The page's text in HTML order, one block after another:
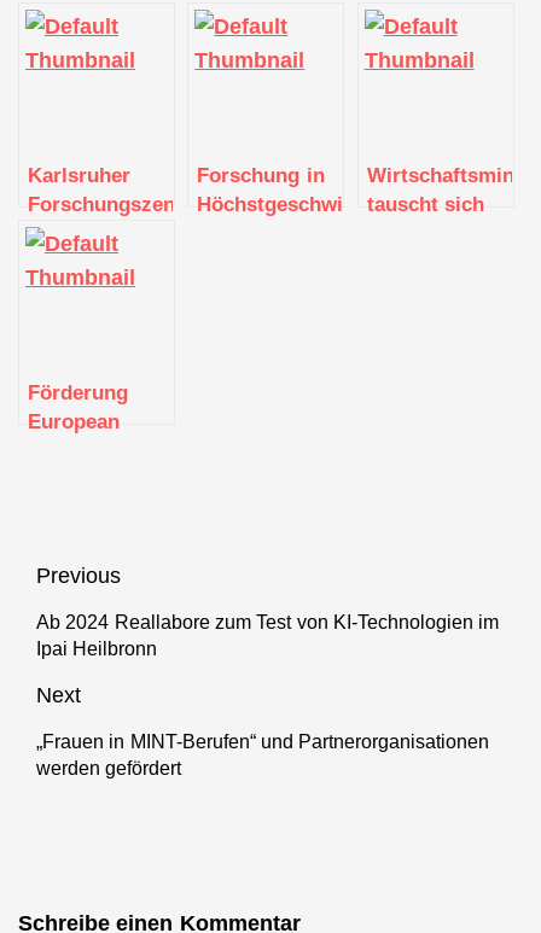
Karlsruher
Forschungszentrum
entwickelt
sicheren
Zugang zu
Forschung in
Höchstgeschwindigkeit:tauscht sich
Förderung
European
Beitragsnavigation
Previous
Previous
post:
Ab 2024 Reallabore zum Test von KI-Technologien im
Ipai Heilbronn
Next
Next
post:
„Frauen in MINT-Berufen“ und Partnerorganisationen
werden gefördert
Schreibe einen Kommentar